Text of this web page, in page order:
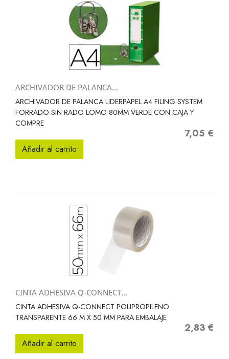
ARCHIVADOR DE PALANCA...
ARCHIVADOR DE PALANCA LIDERPAPEL A4 FILING SYSTEM
FORRADO SIN RADO LOMO 80MM VERDE CON CAJA Y
COMPRE
Precio
7,05 €
Añadir al carrito
CINTA ADHESIVA Q-CONNECT...
CINTA ADHESIVA Q-CONNECT POLIPROPILENO
TRANSPARENTE 66 M X 50 MM PARA EMBALAJE
Precio
2,83 €
Añadir al carrito